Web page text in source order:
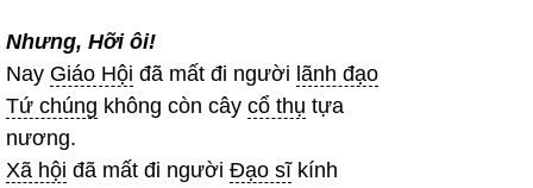
Nhưng, Hỡi ôi!
Nay Giáo Hội đã mất đi người lãnh đạo
Tứ chúng không còn cây cổ thụ tựa
nương.
Xã hội đã mất đi người Đạo sĩkính